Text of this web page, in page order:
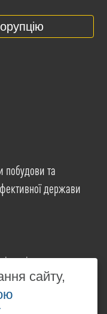
побудови та
держави
на умовах
NonCommercial-
будь-
дозволяється
сайту,